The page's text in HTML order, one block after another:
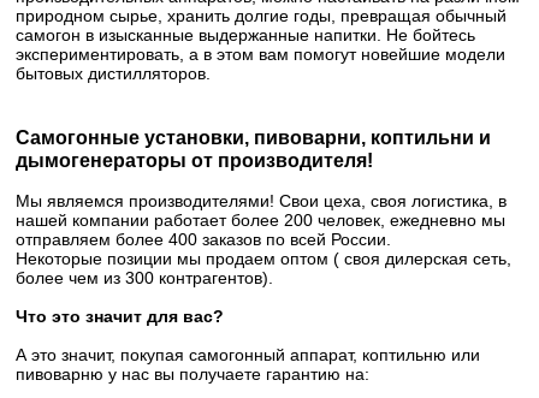
природном сырье, хранить долгие годы, превращая обычный
самогон в изысканные выдержанные напитки. Не бойтесь
экспериментировать, а в этом вам помогут новейшие модели
бытовых дистилляторов.
Самогонные установки, пивоварни, коптильни и
дымогенераторы от производителя!
Мы являемся производителями! Свои цеха, своя логистика, в
нашей компании работает более 200 человек, ежедневно мы
отправляем более 400 заказов по всей России.
Некоторые позиции мы продаем оптом ( своя дилерская сеть,
более чем из 300 контрагентов).
Что это значит для вас?
А это значит, покупая самогонный аппарат, коптильню или
пивоварню у нас вы получаете гарантию на: